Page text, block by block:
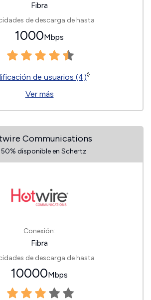
Fibra
de descarga de hasta
1000Mbps
de usuarios (4)◊
Ver más
Communications
50% disponible en Schertz
Conexión:
Fibra
de descarga de hasta
10000Mbps